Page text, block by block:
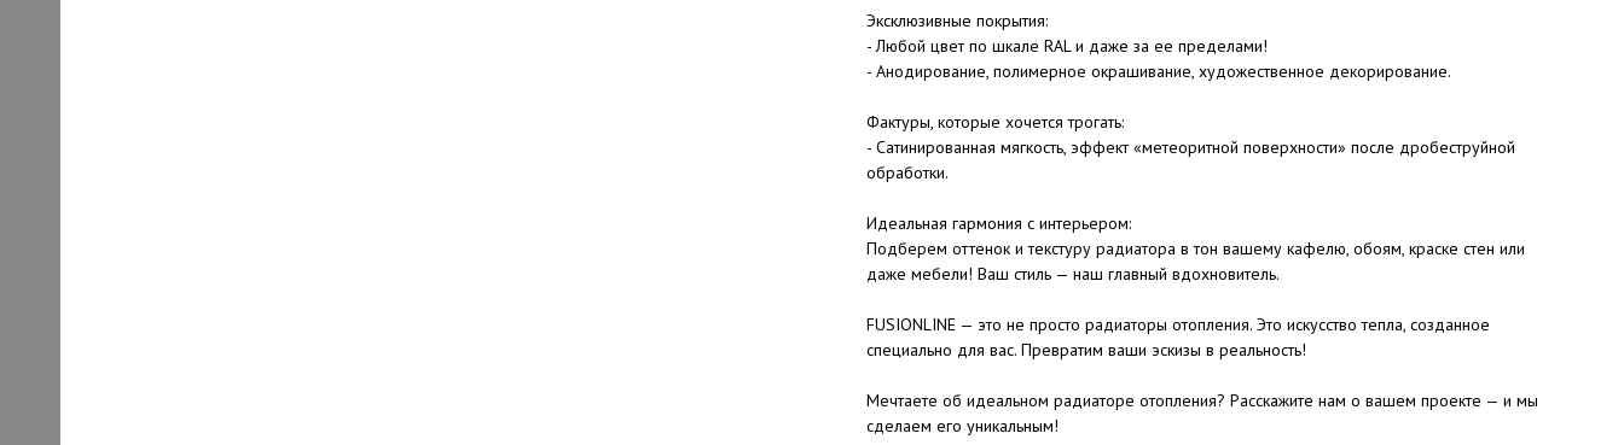
Эксклюзивные покрытия:
- Любой цвет по шкале RAL и даже за ее пределами!
- Анодирование, полимерное окрашивание, художественное декорирование.
Фактуры, которые хочется трогать:
- Сатинированная мягкость, эффект «метеоритной поверхности» после дробеструйной
обработки.
Идеальная гармония с интерьером:
Подберем оттенок и текстуру радиатора в тон вашему кафелю, обоям, краске стен или
даже мебели! Ваш стиль — наш главный вдохновитель.
FUSIONLINE — это не просто радиаторы отопления. Это искусство тепла, созданное
специально для вас. Превратим ваши эскизы в реальность!
Мечтаете об идеальном радиаторе отопления? Расскажите нам о вашем проекте — и мы
сделаем его уникальным!